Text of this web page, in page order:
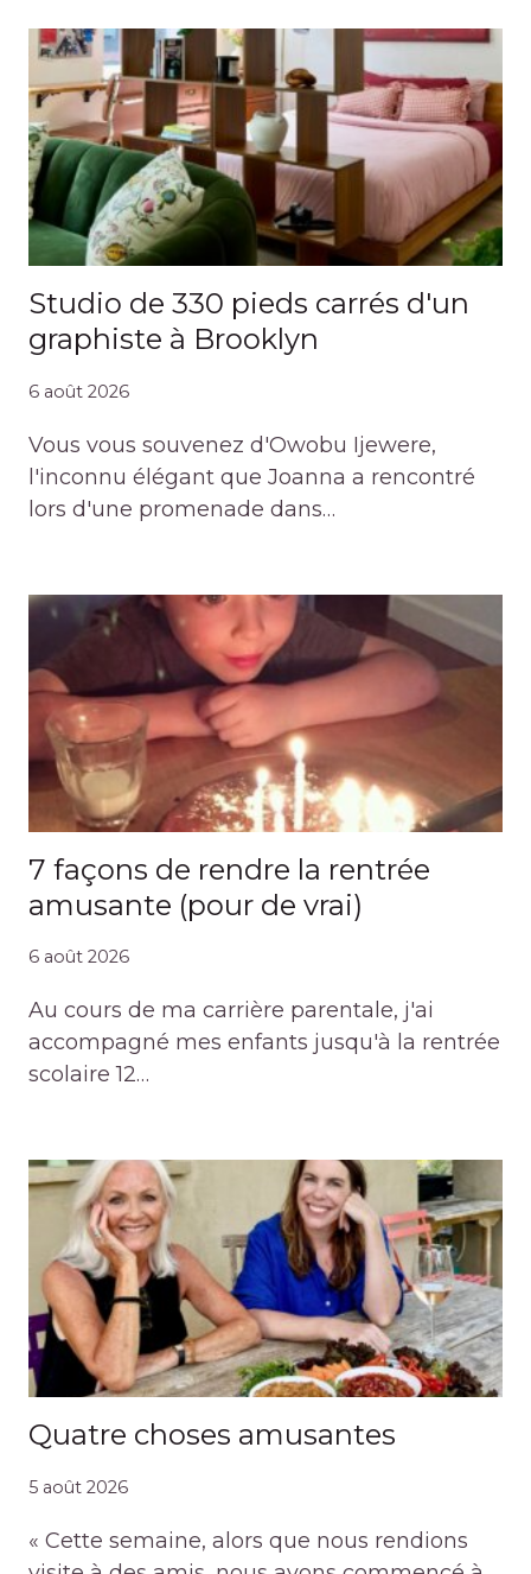
Studio de 330 pieds carrés d'un
graphiste à Brooklyn
6 août 2026
Vous vous souvenez d'Owobu Ijewere,
l'inconnu élégant que Joanna a rencontré
lors d'une promenade dans…
7 façons de rendre la rentrée
amusante (pour de vrai)
6 août 2026
Au cours de ma carrière parentale, j'ai
accompagné mes enfants jusqu'à la rentrée
scolaire 12…
Quatre choses amusantes
5 août 2026
« Cette semaine, alors que nous rendions